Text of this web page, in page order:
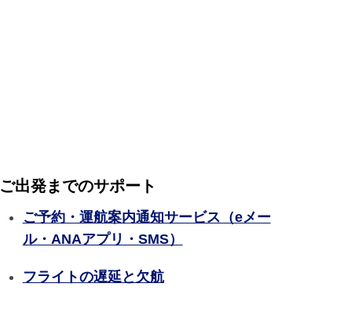
ご出発までのサポート
ご予約・運航案内通知サービス（eメー
ル・ANAアプリ・SMS）
フライトの遅延と欠航